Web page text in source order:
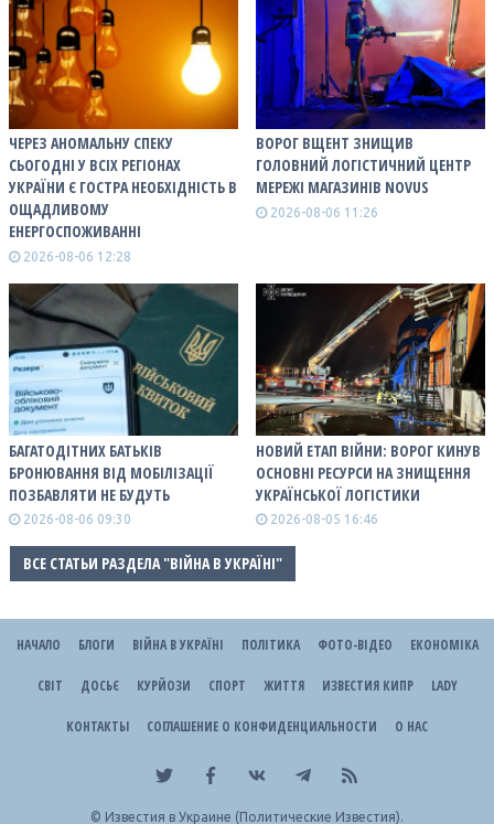
ЧЕРЕЗ АНОМАЛЬНУ СПЕКУ
СЬОГОДНІ У ВСІХ РЕГІОНАХ
УКРАЇНИ Є ГОСТРА НЕОБХІДНІСТЬ В
ОЩАДЛИВОМУ
ЕНЕРГОСПОЖИВАННІ
2026-08-06 12:28
ВОРОГ ВЩЕНТ ЗНИЩИВ
ГОЛОВНИЙ ЛОГІСТИЧНИЙ ЦЕНТР
МЕРЕЖІ МАГАЗИНІВ NOVUS
2026-08-06 11:26
БАГАТОДІТНИХ БАТЬКІВ
БРОНЮВАННЯ ВІД МОБІЛІЗАЦІЇ
ПОЗБАВЛЯТИ НЕ БУДУТЬ
2026-08-06 09:30
НОВИЙ ЕТАП ВІЙНИ: ВОРОГ КИНУВ
ОСНОВНІ РЕСУРСИ НА ЗНИЩЕННЯ
УКРАЇНСЬКОЇ ЛОГІСТИКИ
2026-08-05 16:46
ВСЕ СТАТЬИ РАЗДЕЛА "ВІЙНА В УКРАЇНІ"
НАЧАЛО БЛОГИ ВІЙНА В УКРАЇНІ ПОЛІТИКА ФОТО-ВІДЕО ЕКОНОМІКА
СВІТ ДОСЬЄ КУРЙОЗИ СПОРТ ЖИТТЯ ИЗВЕСТИЯ КИПР LADY
КОНТАКТЫ СОГЛАШЕНИЕ О КОНФИДЕНЦИАЛЬНОСТИ О НАС
© Известия в Украине (Политические Известия).